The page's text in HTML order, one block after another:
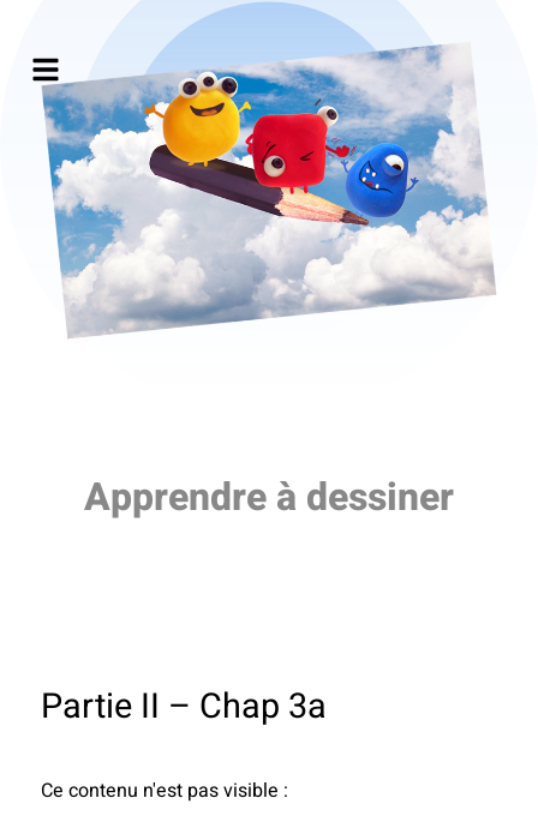
Apprendre à dessiner
Partie II – Chap 3a
Ce contenu n'est pas visible :